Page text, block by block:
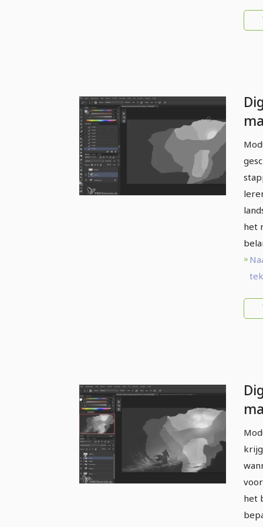
het
het